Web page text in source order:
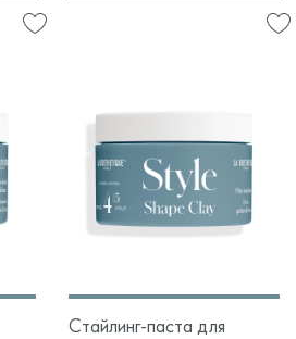
Стайлинг-паста для